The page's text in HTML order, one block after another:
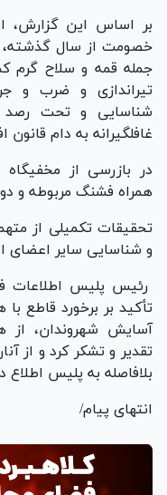
بر اساس این گزارش،
خصومت از سال گذشته،
جمله قمه و سلاح گرم
تیراندازی و ضرب و
شناسایی و تحت رصد
غافلگیرانه به دام قانون
در بازرسی از
همراه فشنگ مربوطه و
تحقیقات تکمیلی از
و شناسایی سایر اعضای
رئیس پلیس اطلاعات
تأکید بر برخورد قاطع
آسایش شهروندان، از
تقدیر و تشکر کرد و از
بلافاصله به پلیس اطلاع
انتهای پیام/